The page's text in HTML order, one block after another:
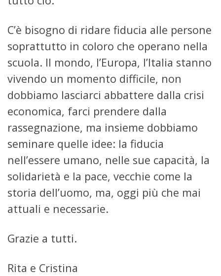
C’è bisogno di ridare fiducia alle persone
soprattutto in coloro che operano nella
scuola. Il mondo, l’Europa, l’Italia stanno
vivendo un momento difficile, non
dobbiamo lasciarci abbattere dalla crisi
economica, farci prendere dalla
rassegnazione, ma insieme dobbiamo
seminare quelle idee: la fiducia
nell’essere umano, nelle sue capacità, la
solidarietà e la pace, vecchie come la
storia dell’uomo, ma, oggi più che mai
attuali e necessarie.
Grazie a tutti.
Rita e Cristina